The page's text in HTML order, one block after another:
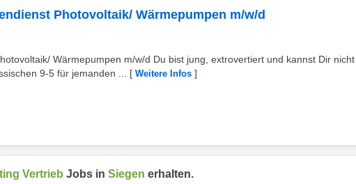
Photovoltaik/ Wärmepumpen m/w/d
Wärmepumpen m/w/d Du bist jung, extrovertiert und kannst Dir nicht
9-5 für jemanden ...
[ Weitere Infos ]
Vertrieb Jobs in Siegen erhalten.